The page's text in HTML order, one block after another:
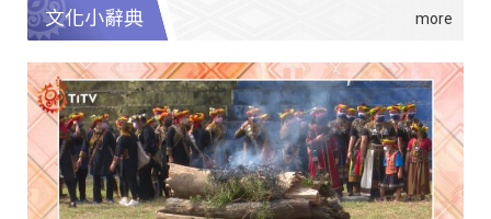
文化小辭典